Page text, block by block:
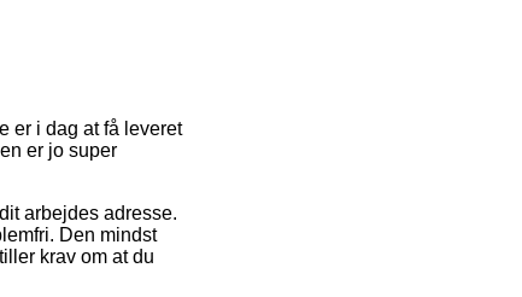
er i dag at få leveret
er jo super
arbejdes adresse.
Den mindst
krav om at du